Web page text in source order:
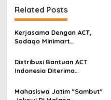
n
a
v
g
a
t
Related Posts
Kerjasama Dengan ACT,
Sodaqo Minimart
Distribusi Bantuan ACT
Indonesia Diterima
Mahasiswa Jatim "Sambut"